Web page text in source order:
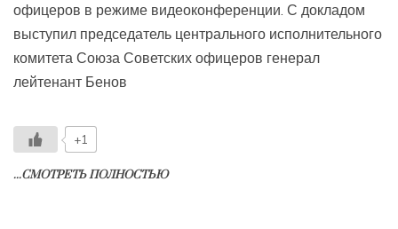
офицеров в режиме видеоконференции. С докладом
выступил председатель центрального исполнительного
комитета Союза Советских офицеров генерал
лейтенант Бенов
+1
...СМОТРЕТЬ ПОЛНОСТЬЮ